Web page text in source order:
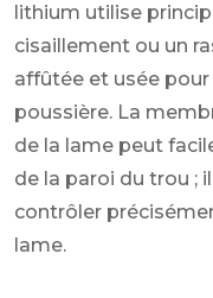
lithium utilise
cisaillement ou un
affûtée et usée
poussière. La
de la lame peut
de la paroi du trou ;
contrôler
lame.